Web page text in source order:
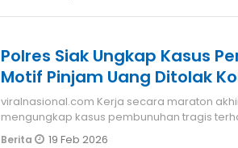
Polres Siak Ungkap Kasus
Motif Pinjam Uang Ditolak
viralnasional.com Kerja secara maraton akhirnya Polres Siak
mengungkap kasus pembunuhan tragis
yang ditemukan tew
Berita 19 Feb 2026